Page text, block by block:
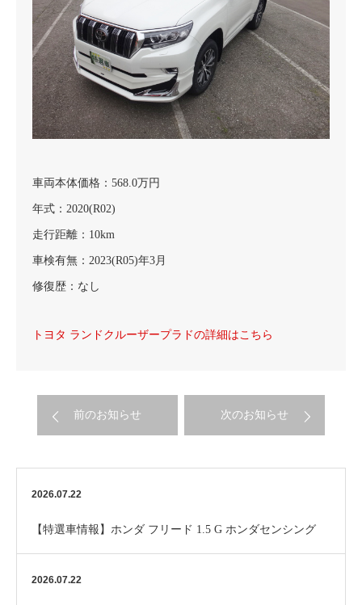
車両本体価格：568.0万円
年式：2020(R02)
走行距離：10km
車検有無：2023(R05)年3月
修復歴：なし
トヨタ ランドクルーザープラドの詳細はこちら
前のお知らせ 次のお知らせ
2026.07.22
【特選車情報】ホンダ フリード 1.5 G ホンダセンシング
2026.07.22